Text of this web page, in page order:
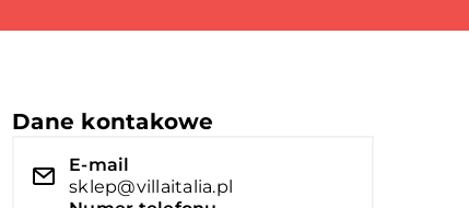
Dane kontakowe
E-mail
sklep@villaitalia.pl